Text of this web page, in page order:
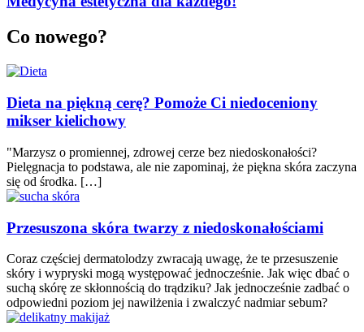
Co nowego?
Dieta na piękną cerę? Pomoże Ci niedoceniony
mikser kielichowy
"Marzysz o promiennej, zdrowej cerze bez niedoskonałości?
Pielęgnacja to podstawa, ale nie zapominaj, że piękna skóra zaczyna
się od środka. […]
Przesuszona skóra twarzy z niedoskonałościami
Coraz częściej dermatolodzy zwracają uwagę, że te przesuszenie
skóry i wypryski mogą występować jednocześnie. Jak więc dbać o
suchą skórę ze skłonnością do trądziku? Jak jednocześnie zadbać o
odpowiedni poziom jej nawilżenia i zwalczyć nadmiar sebum?